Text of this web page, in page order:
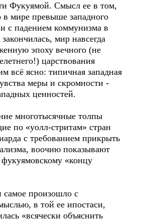
Фукуямой. Смысл ее в том,
в мире превыше западного
с падением коммунизма в
мир навсегда
эпоху вечного (не
царствования
всё ясно: типичная западная
меры и скромности -
ценностей.
многотысячные толпы
по «уолл-стритам» стран
с требованием прикрыть
воочию показывают
«концу
произошло с
в той ее ипостаси,
«всячески объяснить